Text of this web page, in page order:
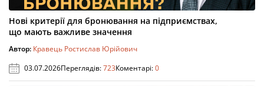
Нові критерії для бронювання на підприємствах,
що мають важливе значення
Автор: Кравець Ростислав Юрійович
03.07.2026Переглядів:723Коментарі:0